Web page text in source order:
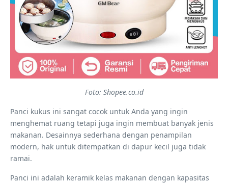
Foto: Shopee.co.id
Panci kukus ini sangat cocok untuk Anda yang ingin
menghemat ruang tetapi juga ingin membuat banyak jenis
makanan. Desainnya sederhana dengan penampilan
modern, hak untuk ditempatkan di dapur kecil juga tidak
ramai.
Panci ini adalah keramik kelas makanan dengan kapasitas